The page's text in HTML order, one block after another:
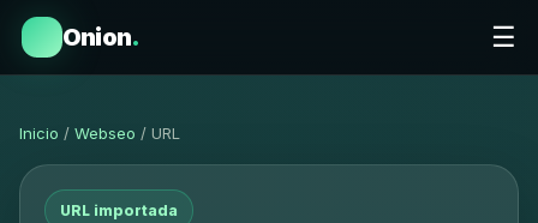
Onion. ☰
Inicio / Webseo / URL
URL importada